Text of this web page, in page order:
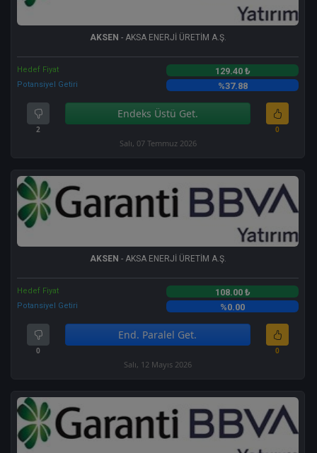
AKSEN - AKSA ENERJİ ÜRETİM A.Ş.
Hedef Fiyat 129.40 ₺
Potansiyel Getiri %37.88
2
Endeks Üstü Get.
0
Salı, 07 Temmuz 2026
AKSEN - AKSA ENERJİ ÜRETİM A.Ş.
Hedef Fiyat 108.00 ₺
Potansiyel Getiri %0.00
0
End. Paralel Get.
0
Salı, 12 Mayıs 2026